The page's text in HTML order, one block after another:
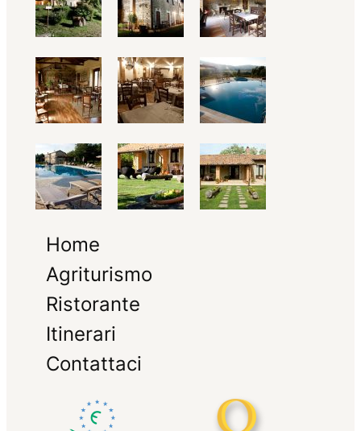
Home
Agriturismo
Ristorante
Itinerari
Contattaci